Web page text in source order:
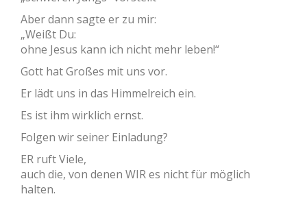
Aber dann sagte er zu mir:
„Weißt Du:
ohne Jesus kann ich nicht mehr leben!“
Gott hat Großes mit uns vor.
Er lädt uns in das Himmelreich ein.
Es ist ihm wirklich ernst.
Folgen wir seiner Einladung?
ER ruft Viele,
auch die, von denen WIR es nicht für möglich
halten.